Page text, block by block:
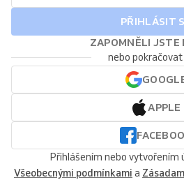
PŘIHLÁSIT
ZAPOMNĚLI JSTE
nebo pokračovat
APPLE
Přihlášením nebo vytvořením
Všeobecnými podmínkami a